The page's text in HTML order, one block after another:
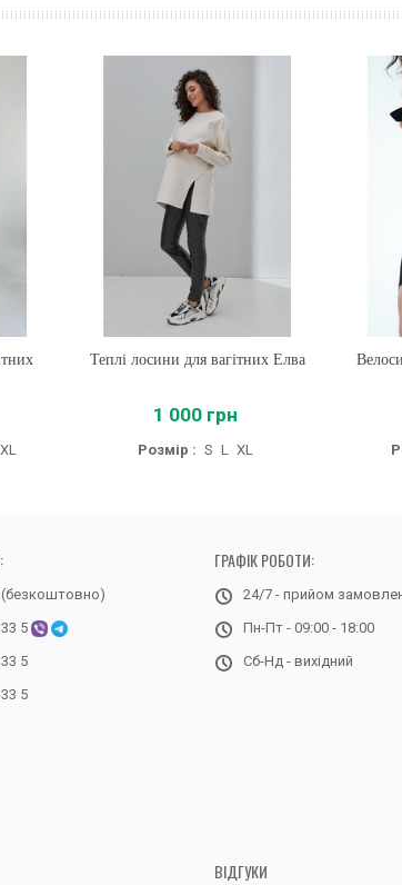
Купити
Теплі лосини для вагітних Елва
1 000 грн
Розмір : S L XL
(безкоштовно)
5
5
5
ГРАФІК РОБОТИ:
24/7 - прийом
Пн-Пт - 09:00 - 18:00
Сб-Нд - вихідний
ВІДГУКИ